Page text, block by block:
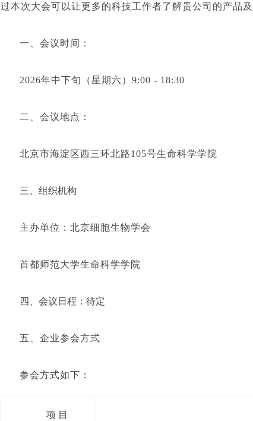
过本次大会可以让更多的科技工作者了解贵公司的产品
一、会议时间：
2026年中下旬（星期六） 9:00 - 18:30
二、会议地点：
北京市海淀区西三环北路105号生命科学学院
三、组织机构
主办单位：北京细胞生物学会
首都师范大学生命科学学院
四、会议日程：待定
五、企业参会方式
参会方式如下：
项 目